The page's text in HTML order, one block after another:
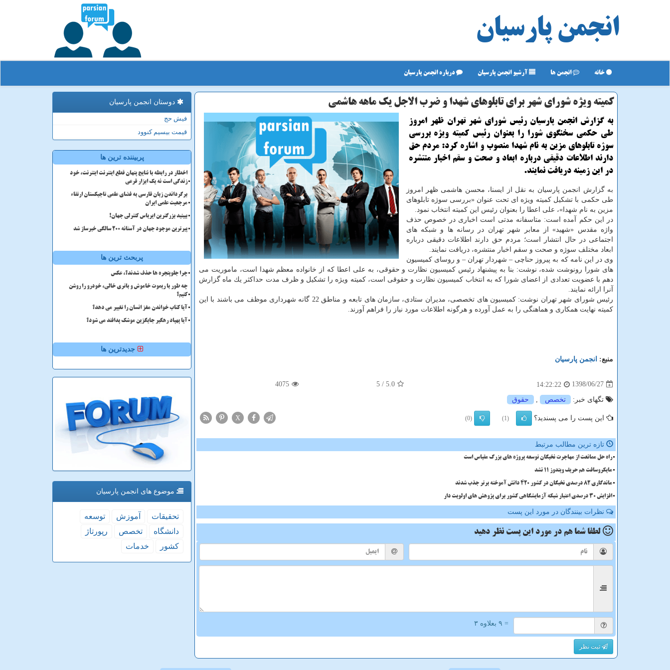
انجمن پارسیان
خانه انجمن ها آرشیو انجمن پارسیان درباره انجمن پارسیان
كمیته ویژه شورای شهر برای تابلوهای شهدا و ضرب الاجل یك ماهه هاشمی
به گزارش انجمن پارسیان رئیس شورای شهر تهران ظهر امروز
طی حكمی سخنگوی شورا را بعنوان رئیس كمیته ویژه بررسی
سوژه تابلوهای مزین به نام شهدا منصوب و اشاره كرد: مردم حق
دارند اطلاعات دقیقی درباره ابعاد و صحت و سقم اخبار منتشره
در این زمینه دریافت نمایند.
به گزارش انجمن پارسیان به نقل از ایسنا، محسن هاشمی ظهر امروز
طی حكمی با تشكیل كمیته ویژه ای تحت عنوان «بررسی سوژه تابلوهای
مزین به نام شهدا»، علی اعطا را بعنوان رئیس این كمیته انتخاب نمود.
در این حكم آمده است: متاسفانه مدتی است اخباری در خصوص حذف
واژه مقدس «شهید» از معابر شهر تهران در رسانه ها و شبكه های
اجتماعی در حال انتشار است؛ مردم حق دارند اطلاعات دقیقی درباره
ابعاد مختلف سوژه و صحت و سقم اخبار منتشره، دریافت نمایند.
وی در این نامه كه به پیروز حناچی – شهردار تهران – و روسای كمیسیون
های شورا رونوشت شده، نوشت: بنا به پیشنهاد رئیس كمیسیون نظارت و حقوقی، به علی اعطا كه از خانواده معظم شهدا است، ماموریت می
دهم با عضویت تعدادی از اعضای شورا كه به انتخاب كمیسیون نظارت و حقوقی است، كمیته ویژه را تشكیل و ظرف مدت حداكثر یك ماه گزارش
آنرا ارائه نمایند.
رئیس شورای شهر تهران نوشت: كمیسیون های تخصصی، مدیران ستادی، سازمان های تابعه و مناطق 22 گانه شهرداری موظف می باشند با این
كمیته نهایت همكاری و هماهنگی را به عمل آورده و هرگونه اطلاعات مورد نیاز را فراهم آورند.
منبع: انجمن پارسیان
1398/06/27
14:22:22
5.0
/ 5
4075
تگهای خبر: تخصص حقوق
این پست را می پسندید؟ (1)
(0)
X
تازه ترین مطالب مرتبط
راه حل ممانعت از مهاجرت نخبگان توسعه پروژه های بزرگ مقیاس است
مایکروسافت هم حریف ویندوز 11 نشد
ماندگاری 82 درصدی نخبگان در کشور 420 دانش آموخته برتر جذب شدند
افزایش 30 درصدی اعتبار شبکه آزمایشگاهی کشور برای پژوهش های اولویت دار
نظرات بینندگان در مورد این پست
لطفا شما هم در مورد این پست نظر دهید
= ۹ بعلاوه ۳
ثبت نظر
دوستان انجمن پارسیان
فیش حج
قیمت بیسیم کنوود
پربیننده ترین ها
اخطار در رابطه با نتایج پنهان قطع اینترنت اینترنت، خود
زندگی است نه یک ابزار فرعی
برگرداندن زبان فارسی به فضای علمی تاجیکستان ارتقاء
مرجعیت علمی ایران
ببینید بزرگترین ایرباس کنترلی جهان!
پیرترین موجود جهان در آستانه ۲۰۰ سالگی خبرساز شد
پربحث ترین ها
چرا جلوپنجره ها حذف شدند؟، عکس
چه طور با ریموت خاموش و باتری خالی، خودرو را روشن
کنیم؟
آیا کتاب خواندن مغز انسان را تغییر می دهد؟
آیا پهپاد رهگیر جایگزین موشک پدافند می شود؟
جدیدترین ها
موضوع های انجمن پارسیان
تحقیقات آموزش
توسعه
دانشگاه
تخصص
رپورتاژ
كشور
خدمات